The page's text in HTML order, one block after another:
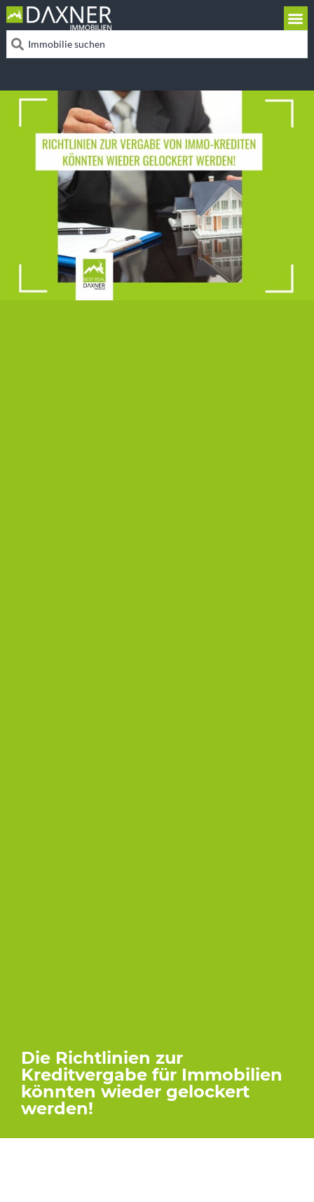
Die Richtlinien zur
Kreditvergabe für Immobilien
könnten wieder gelockert
werden!